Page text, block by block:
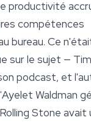
productivité
compétences
bureau. Ce
sur le sujet —
podcast, et
Waldman
Stone avait